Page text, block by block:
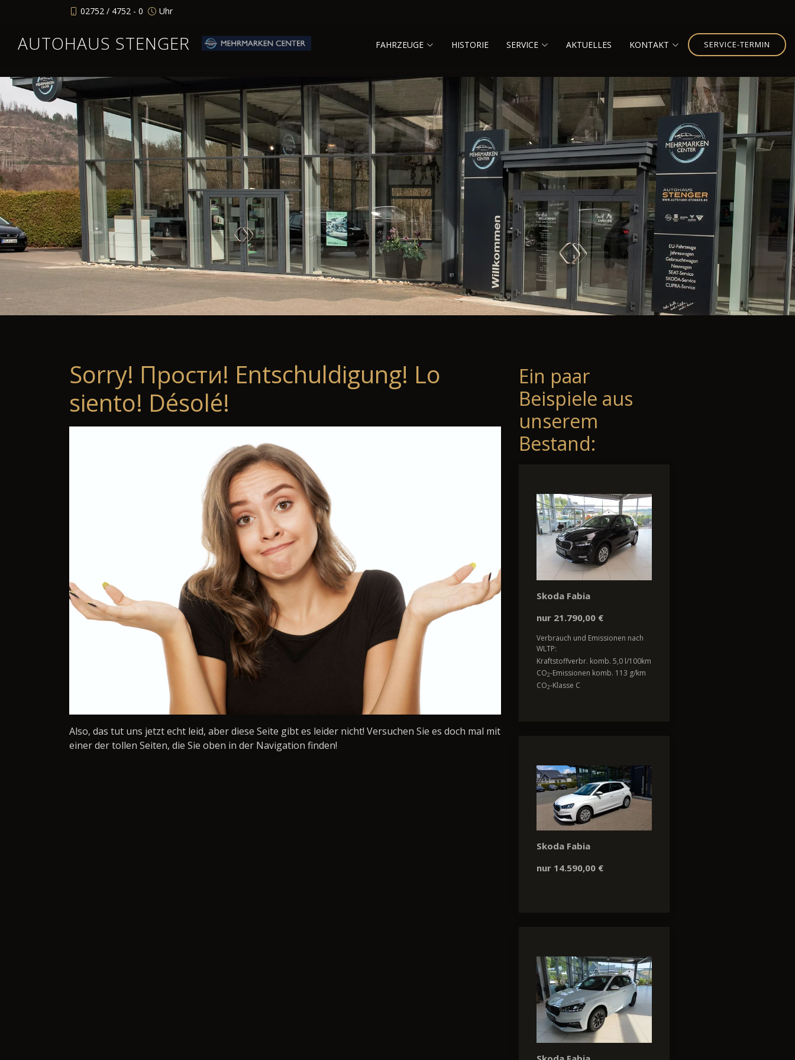
02752 / 4752 - 0 Uhr
AUTOHAUS STENGER FAHRZEUGE HISTORIE SERVICE AKTUELLES KONTAKT SERVICE-TERMIN
Sorry! Прости! Entschuldigung! Lo
siento! Désolé!
Also, das tut uns jetzt echt leid, aber diese Seite gibt es leider nicht! Versuchen Sie es doch mal mit
einer der tollen Seiten, die Sie oben in der Navigation finden!
Ein paar
Beispiele aus
unserem
Bestand:
Skoda Fabia
nur 21.790,00 €
Verbrauch und Emissionen nach
WLTP:
Kraftstoffverbr. komb. 5,0 l/100km
CO2-Emissionen komb. 113 g/km
CO2-Klasse C
Skoda Fabia
nur 14.590,00 €